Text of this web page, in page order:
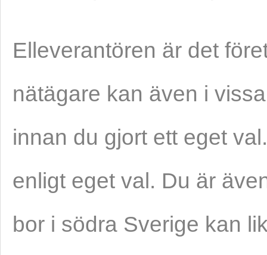
Elleverantören är det
nätägare kan även i
innan du gjort ett eget
enligt eget val. Du är
bor i södra Sverige kan